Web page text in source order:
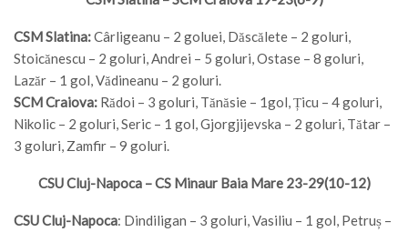
CSM Slatina:Cârligeanu – 2 goluei, Dăscălete – 2 goluri,
Stoicănescu – 2 goluri, Andrei – 5 goluri, Ostase – 8 goluri,
Lazăr – 1 gol, Vădineanu – 2 goluri.
SCM Craiova: Rădoi – 3 goluri, Tănăsie – 1gol, Țicu – 4 goluri,
Nikolic – 2 goluri, Seric – 1 gol, Gjorgjijevska – 2 goluri, Tătar –
3 goluri, Zamfir – 9 goluri.
CSU Cluj-Napoca – CS Minaur Baia Mare 23-29(10-12)
CSU Cluj-Napoca: Dindiligan – 3 goluri, Vasiliu – 1 gol, Petruș –